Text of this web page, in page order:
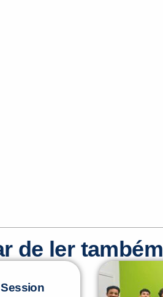
de ler também